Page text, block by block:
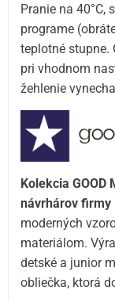
Pranie na 40°C,
programe
teplotné stupne.
pri vhodnom
žehlenie
Kolekcia GOOD
návrhárov firmy
moderných
materiálom.
detské a junior
obliečka, ktorá